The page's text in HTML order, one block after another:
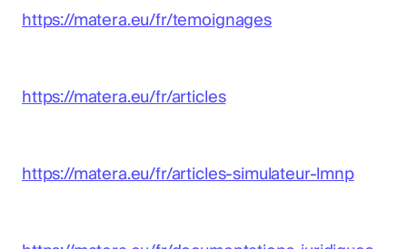
https://matera.eu/fr/temoignages
https://matera.eu/fr/articles
https://matera.eu/fr/articles-simulateur-lmnp